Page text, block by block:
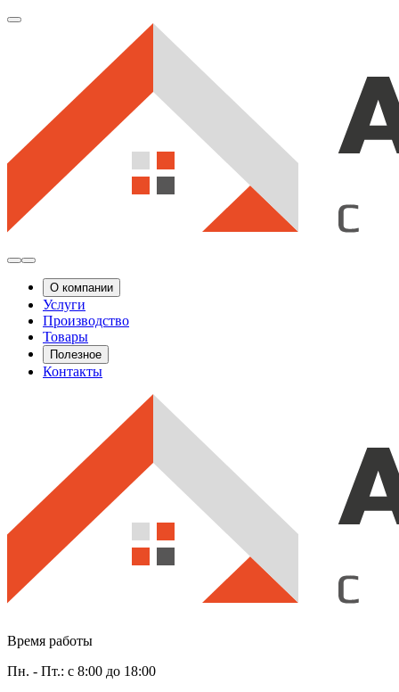
О компании
Услуги
Производство
Товары
Полезное
Контакты
Время работы
Пн. - Пт.: с 8:00 до 18:00